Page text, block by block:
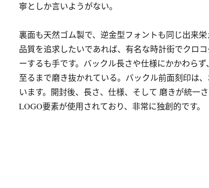
寧としか言いようがない。
裏面も天然ゴム製で、逆金型フォントも同じ出来
品質を追求したいであれば、有名な時計街でクロ
ーするも手です。バックル長さや仕様にかかわら
至るまで磨き抜かれている。バックル前面刻印は
います。開封後、長さ、仕様、そして 磨きが統一
LOGO要素が使用されており、非常に独創的です。